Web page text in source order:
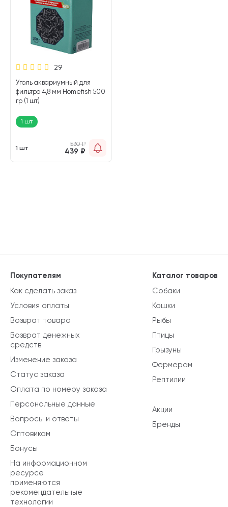
29
Уголь аквариумный для
фильтра 4,8 мм Homefish 500
гр (1 шт)
1 шт
1 шт
530₽
439 ₽
Каталог товаров
Собаки
Кошки
Рыбы
Птицы
Грызуны
Фермерам
Рептилии
Акции
Бренды
Покупателям
Как сделать заказ
Условия оплаты
Возврат товара
Возврат денежных
средств
Изменение заказа
Статус заказа
Оплата по номеру заказа
Персональные данные
Вопросы и ответы
Оптовикам
Бонусы
На информационном
ресурсе
применяются
рекомендательные
технологии